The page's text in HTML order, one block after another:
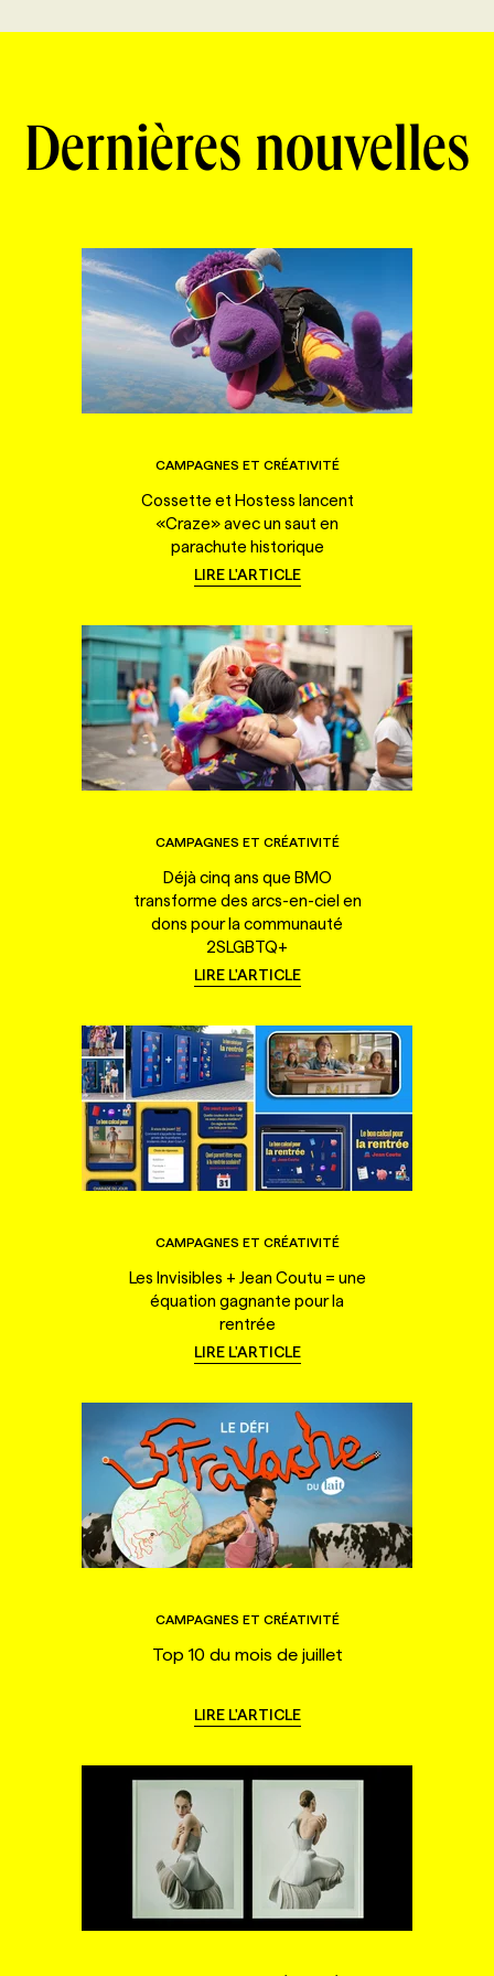
Dernières nouvelles
CAMPAGNES ET CRÉATIVITÉ
Cossette et Hostess lancent
«Craze» avec un saut en
parachute historique
LIRE L'ARTICLE
CAMPAGNES ET CRÉATIVITÉ
Déjà cinq ans que BMO
transforme des arcs-en-ciel en
dons pour la communauté
2SLGBTQ+
LIRE L'ARTICLE
CAMPAGNES ET CRÉATIVITÉ
Les Invisibles + Jean Coutu = une
équation gagnante pour la
rentrée
LIRE L'ARTICLE
CAMPAGNES ET CRÉATIVITÉ
Top 10 du mois de juillet
LIRE L'ARTICLE